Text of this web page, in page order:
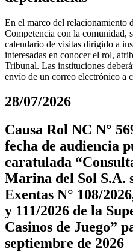
En el marco del relacionamiento
Competencia con la comunidad,
calendario de visitas dirigido a
interesadas en conocer el rol,
Tribunal. Las instituciones
envío de un correo electrónico a
28/07/2026
Causa Rol NC N°
fecha de audiencia
caratulada
Marina del Sol S.A.
Exentas N° 108/
y 111/2026 de la
Casinos de Juego”
septiembre de 2026